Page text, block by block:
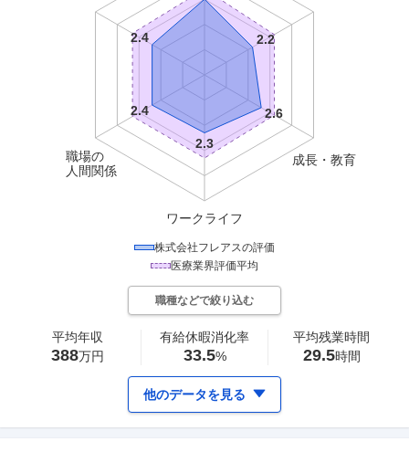
成長・教育
ワークライフ
職場の
人間関係
株式会社フレアスの評価
医療業界評価平均
職種などで絞り込む
平均年収
388万円
有給休暇消化率
33.5%
平均残業時間
29.5時間
他のデータを見る